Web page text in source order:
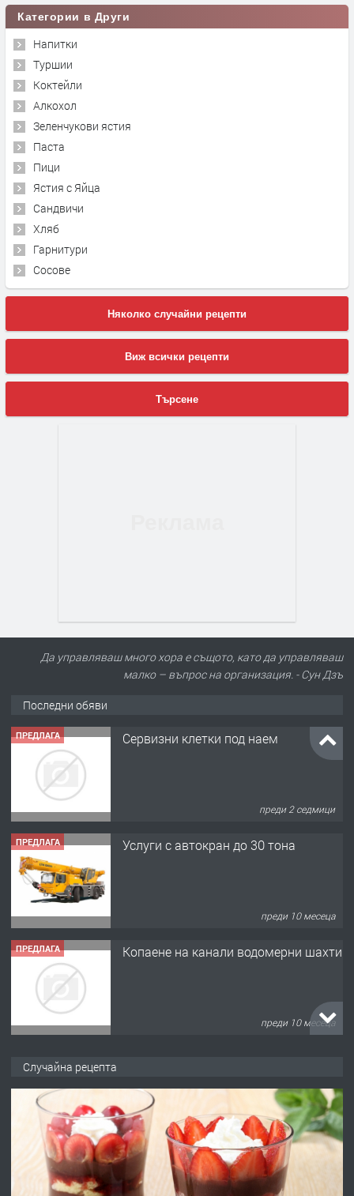
Категории в Други
Напитки
Туршии
Коктейли
Алкохол
Зеленчукови ястия
Паста
Пици
Ястия с Яйца
Сандвичи
Хляб
Гарнитури
Сосове
Няколко случайни рецепти
Виж всички рецепти
Търсене
Да управляваш много хора е същото, като да управляваш
малко – въпрос на организация. - Сун Дзъ
Последни обяви
ПРЕДЛАГА Сервизни клетки под наем
преди 2 седмици
ПРЕДЛАГА Услуги с автокран до 30 тона
преди 10 месеца
ПРЕДЛАГА Копаене на канали водомерни шахти
преди 10 месеца
преди 11 месеца
ПРЕДЛАГА
Отпушване на канали тоалетни
вертикални щрангове
Случайна рецепта